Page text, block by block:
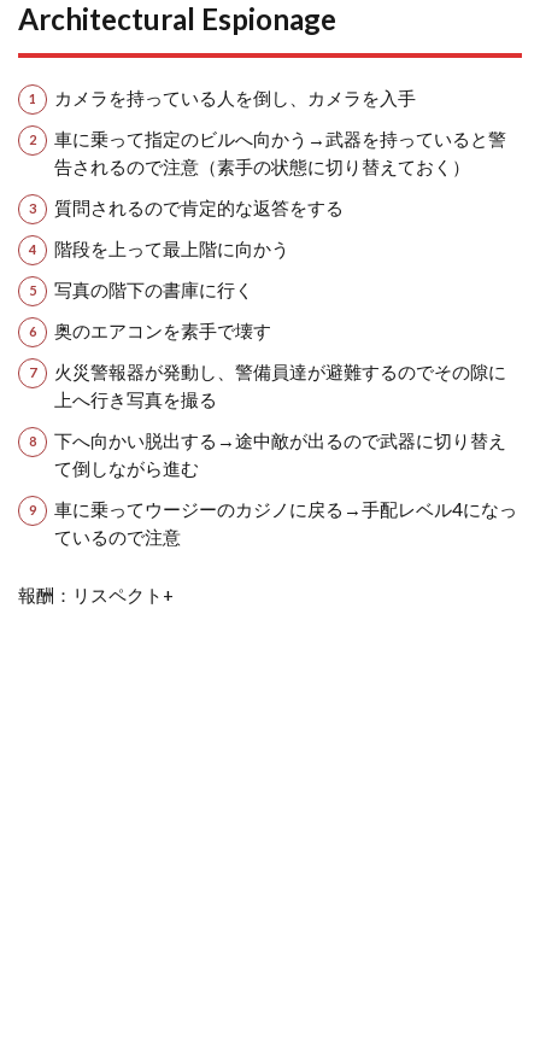
Architectural Espionage
カメラを持っている人を倒し、カメラを入手
車に乗って指定のビルへ向かう→武器を持っていると警
告されるので注意（素手の状態に切り替えておく）
質問されるので肯定的な返答をする
階段を上って最上階に向かう
写真の階下の書庫に行く
奥のエアコンを素手で壊す
火災警報器が発動し、警備員達が避難するのでその隙に
上へ行き写真を撮る
下へ向かい脱出する→途中敵が出るので武器に切り替え
て倒しながら進む
車に乗ってウージーのカジノに戻る→手配レベル4になっ
ているので注意
報酬：リスペクト+